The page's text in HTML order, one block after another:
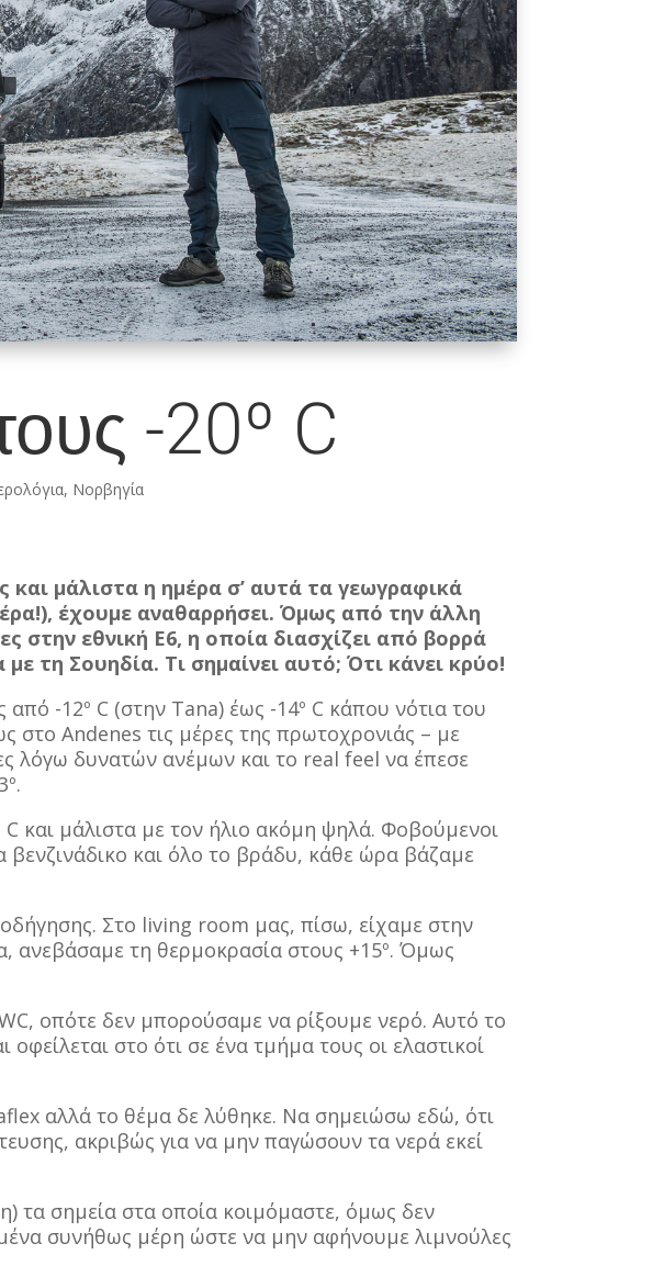
-20º C
, Νορβηγία
μάλιστα η ημέρα σ’ αυτά τα γεωγραφικά
έχουμε αναθαρρήσει. Όμως από την άλλη
στην εθνική Ε6, η οποία διασχίζει από βορρά
τη Σουηδία. Τι σημαίνει αυτό; Ότι κάνει κρύο!
από -12º C (στην Tana) έως -14º C κάπου νότια του
στο Andenes τις μέρες της πρωτοχρονιάς – με
λόγω δυνατών ανέμων και το real feel να έπεσε
.
και μάλιστα με τον ήλιο ακόμη ψηλά. Φοβούμενοι
και όλο το βράδυ, κάθε ώρα βάζαμε
Στο living room μας, πίσω, είχαμε στην
ανεβάσαμε τη θερμοκρασία στους +15º. Όμως
οπότε δεν μπορούσαμε να ρίξουμε νερό. Αυτό το
οφείλεται στο ότι σε ένα τμήμα τους οι ελαστικοί
αλλά το θέμα δε λύθηκε. Να σημειώσω εδώ, ότι
ακριβώς για να μην παγώσουν τα νερά εκεί
τα σημεία στα οποία κοιμόμαστε, όμως δεν
συνήθως μέρη ώστε να μην αφήνουμε λιμνούλες